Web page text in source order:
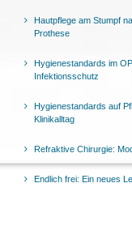
Hautpflege am Stumpf
Prothese
Hygienestandards im
Infektionsschutz
Hygienestandards auf
Klinikalltag
Refraktive Chirurgie:
Endlich frei: Ein neues